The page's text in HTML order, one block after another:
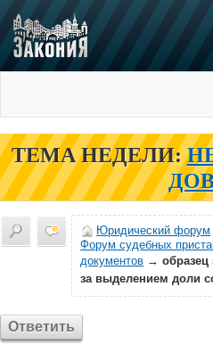
ТЕМА НЕДЕЛИ:
Юридический форум
Форум судебных
документов →
за выделением доли
Ответить